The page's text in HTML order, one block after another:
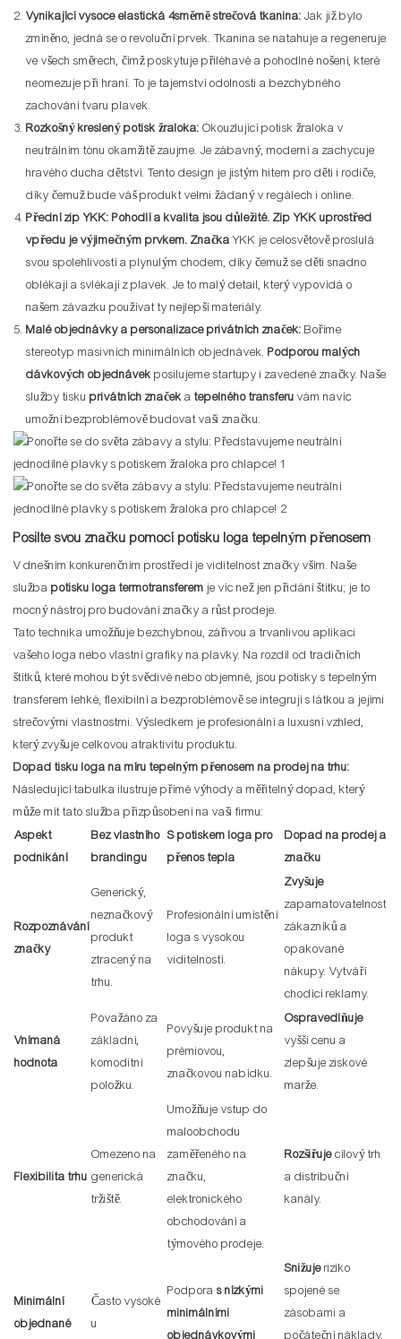
Vynikající vysoce elastická 4směrně strečová tkanina: Jak již bylo
zmíněno, jedná se o revoluční prvek. Tkanina se natahuje a regeneruje
ve všech směrech, čímž poskytuje přiléhavé a pohodlné nošení, které
neomezuje při hraní. To je tajemství odolnosti a bezchybného
zachování tvaru plavek.
Rozkošný kreslený potisk žraloka: Okouzlující potisk žraloka v
neutrálním tónu okamžitě zaujme. Je zábavný, moderní a zachycuje
hravého ducha dětství. Tento design je jistým hitem pro děti i rodiče,
díky čemuž bude váš produkt velmi žádaný v regálech i online.
Přední zip YKK: Pohodlí a kvalita jsou důležité. Zip YKK uprostřed
vpředu je výjimečným prvkem. Značka YKK je celosvětově proslulá
svou spolehlivostí a plynulým chodem, díky čemuž se děti snadno
oblékají a svlékají z plavek. Je to malý detail, který vypovídá o
našem závazku používat ty nejlepší materiály.
Malé objednávky a personalizace privátních značek: Boříme
stereotyp masivních minimálních objednávek. Podporou malých
dávkových objednávek posilujeme startupy i zavedené značky. Naše
služby tisku privátních značek a tepelného transferu vám navíc
umožní bezproblémově budovat vaši značku.
Posilte svou značku pomocí potisku loga tepelným přenosem
V dnešním konkurenčním prostředí je viditelnost značky vším. Naše
služba potisku loga termotransferem je víc než jen přidání štítku; je to
mocný nástroj pro budování značky a růst prodeje.
Tato technika umožňuje bezchybnou, zářivou a trvanlivou aplikaci
vašeho loga nebo vlastní grafiky na plavky. Na rozdíl od tradičních
štítků, které mohou být svědivé nebo objemné, jsou potisky s tepelným
transferem lehké, flexibilní a bezproblémově se integrují s látkou a jejími
strečovými vlastnostmi. Výsledkem je profesionální a luxusní vzhled,
který zvyšuje celkovou atraktivitu produktu.
Dopad tisku loga na míru tepelným přenosem na prodej na trhu:
Následující tabulka ilustruje přímé výhody a měřitelný dopad, který
může mít tato služba přizpůsobení na vaši firmu:
Aspekt
podnikání
Bez vlastního
brandingu
S potiskem loga pro
přenos tepla
Dopad na prodej a
značku
Rozpoznávání
značky
Generický,
neznačkový
produkt
ztracený na
trhu.
Profesionální umístění
loga s vysokou
viditelností.
Zvyšuje
zapamatovatelnost
zákazníků a
opakované
nákupy. Vytváří
chodící reklamy.
Vnímaná
hodnota
Považáno za
základní,
komoditní
položku.
Povyšuje produkt na
prémiovou,
značkovou nabídku.
Ospravedlňuje
vyšší cenu a
zlepšuje ziskové
marže.
Flexibilita trhu
Omezeno na
generická
tržiště.
Umožňuje vstup do
maloobchodu
zaměřeného na
značku,
elektronického
obchodování a
týmového prodeje.
Rozšiřujecílový trh
a distribuční
kanály.
Minimální
objednané
Často vysoké
u
Podpora s nízkými
minimálními
objednávkovými
Snižujeriziko
spojené se
zásobami a
počáteční náklady,